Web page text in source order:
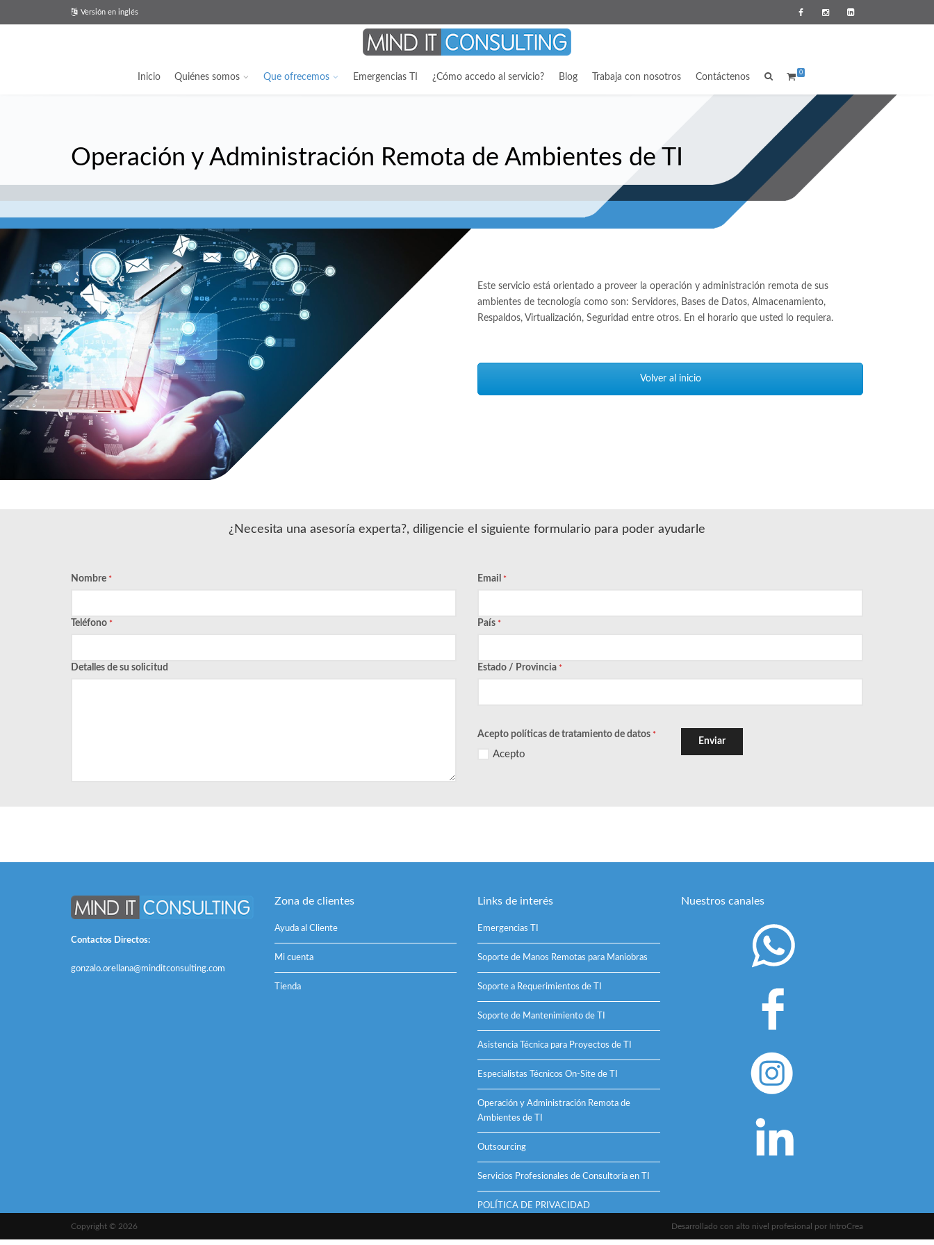
Versión en inglés
Inicio Quiénes somos Que ofrecemos Emergencias TI ¿Cómo accedo al servicio? Blog Trabaja con nosotros Contáctenos 0
Operación y Administración Remota de Ambientes de TI
Este servicio está orientado a proveer la operación y administración remota de sus
ambientes de tecnología como son: Servidores, Bases de Datos, Almacenamiento,
Respaldos, Virtualización, Seguridad entre otros. En el horario que usted lo requiera.
Volver al inicio
¿Necesita una asesoría experta?, diligencie el siguiente formulario para poder ayudarle
Nombre *
Teléfono *
Detalles de su solicitud
Email *
País *
Estado / Provincia *
Acepto políticas de tratamiento de datos *
Acepto
Enviar
Contactos Directos:
gonzalo.orellana@minditconsulting.com
Zona de clientes
Ayuda al Cliente
Mi cuenta
Tienda
Links de interés
Emergencias TI
Soporte de Manos Remotas para Maniobras
Soporte a Requerimientos de TI
Soporte de Mantenimiento de TI
Asistencia Técnica para Proyectos de TI
Especialistas Técnicos On-Site de TI
Operación y Administración Remota de
Ambientes de TI
Outsourcing
Servicios Profesionales de Consultoría en TI
POLÍTICA DE PRIVACIDAD
Nuestros canales
Copyright © 2026 Desarrollado con alto nivel profesional por IntroCrea